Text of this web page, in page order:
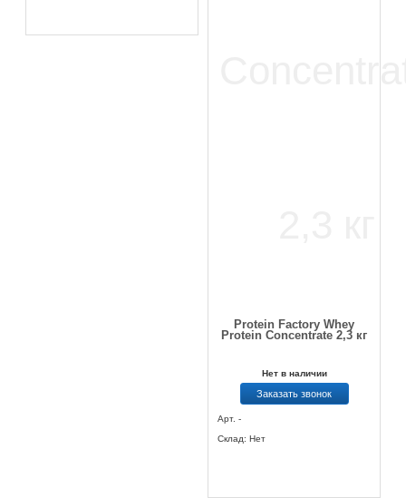
Protein Factory Whey
Protein Concentrate 2,3 кг
Нет в наличии
Заказать звонок
Арт. -
Склад: Нет